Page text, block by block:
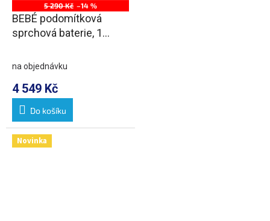
5 290 Kč –14 %
BEBÉ podomítková
sprchová baterie, 1
na objednávku
4 549 Kč
Do košíku
Novinka